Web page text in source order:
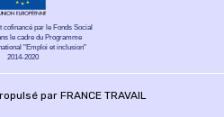
cofinancé par le Fonds Social
le cadre du Programme
"Emploi et inclusion"
2014-2020
par FRANCE TRAVAIL